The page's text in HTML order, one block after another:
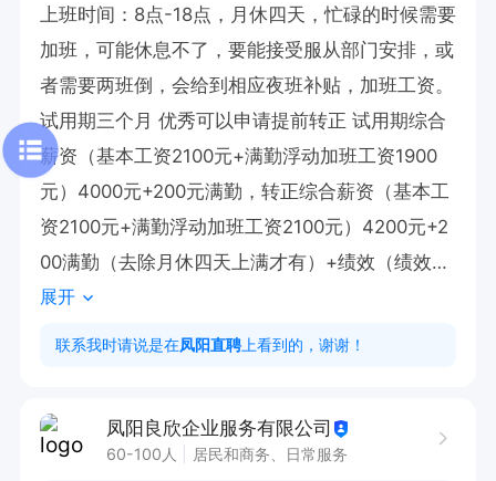
上班时间：8点-18点，月休四天，忙碌的时候需要
加班，可能休息不了，要能接受服从部门安排，或
者需要两班倒，会给到相应夜班补贴，加班工资。
试用期三个月 优秀可以申请提前转正 试用期综合
薪资（基本工资2100元+满勤浮动加班工资1900
元）4000元+200元满勤，转正综合薪资（基本工
资2100元+满勤浮动加班工资2100元）4200元+2
00满勤（去除月休四天上满才有）+绩效（绩效奖
金是拿百分比，主操手400元，副操手300元，如
果当月绩效90分，主操手就是360元，副操手27
工资（以基本工资的1.5倍，2倍为计算，综合算下
展开
联系我时请说是在凤阳直聘 上看到的，谢谢！
凤阳良欣企业服务有限公司
60-100人 居民和商务、日常服务